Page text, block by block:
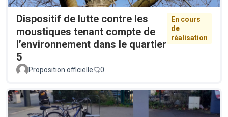
Dispositif de lutte contre les
moustiques tenant compte de
l’environnement dans le quartier
5
En cours
de
réalisation
Proposition officielle 0